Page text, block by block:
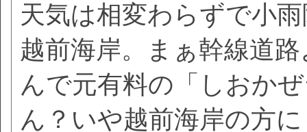
天気は相変わらずで小
越前海岸。まぁ幹線道
んで元有料の「しおか
ん？いや越前海岸の方